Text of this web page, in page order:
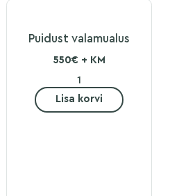
Puidust valamualus
550€ + KM
Lisa korvi